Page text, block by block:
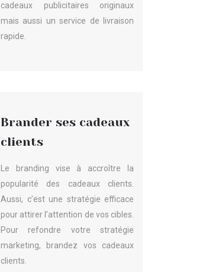
cadeaux publicitaires originaux
mais aussi un service de livraison
rapide.
Brander ses cadeaux
clients
Le branding vise à accroître la
popularité des cadeaux clients.
Aussi, c’est une stratégie efficace
pour attirer l’attention de vos cibles.
Pour refondre votre stratégie
marketing, brandez vos cadeaux
clients.